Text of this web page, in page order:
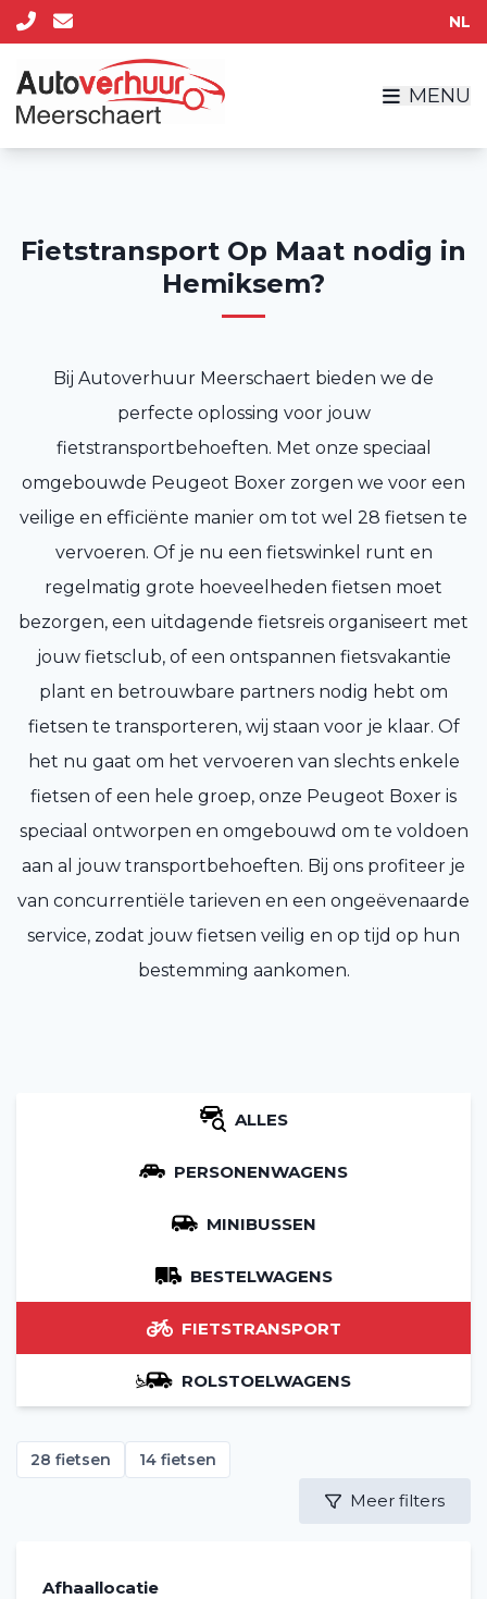
NL
MENU
Fietstransport Op Maat nodig in
Hemiksem?
Bij Autoverhuur Meerschaert bieden we de
perfecte oplossing voor jouw
fietstransportbehoeften. Met onze speciaal
omgebouwde Peugeot Boxer zorgen we voor een
veilige en efficiënte manier om tot wel 28 fietsen te
vervoeren. Of je nu een fietswinkel runt en
regelmatig grote hoeveelheden fietsen moet
bezorgen, een uitdagende fietsreis organiseert met
jouw fietsclub, of een ontspannen fietsvakantie
plant en betrouwbare partners nodig hebt om
fietsen te transporteren, wij staan voor je klaar. Of
het nu gaat om het vervoeren van slechts enkele
fietsen of een hele groep, onze Peugeot Boxer is
speciaal ontworpen en omgebouwd om te voldoen
aan al jouw transportbehoeften. Bij ons profiteer je
van concurrentiële tarieven en een ongeëvenaarde
service, zodat jouw fietsen veilig en op tijd op hun
bestemming aankomen.
ALLES
PERSONENWAGENS
MINIBUSSEN
BESTELWAGENS
FIETSTRANSPORT
ROLSTOELWAGENS
28 fietsen 14 fietsen
Meer filters
Afhaallocatie